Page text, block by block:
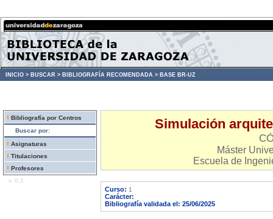
INICIO > BUSCAR > BIBLIOGRAFÍA RECOMENDADA > BASE BR-UZ
Bibliografía por Centros
Buscar por:
Asignaturas
Titulaciones
Profesores
v. 0.1
Simulación
Máster
Escuela de
Curso: 1
Carácter:
Bibliografía validada el: 25/06/2025